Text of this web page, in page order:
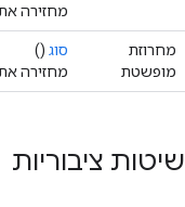
מחזירה את
מחרוזת
מופשטת
סוג ()
מחזירה
שיטות ציבוריות